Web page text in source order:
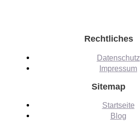
Rechtliches
Datenschutz
Impressum
Sitemap
Startseite
Blog